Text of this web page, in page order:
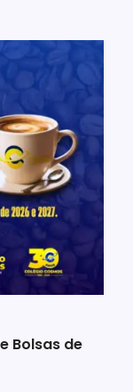
Bolsas de